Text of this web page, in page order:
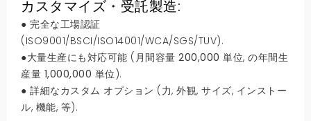
カスタマイズ・受託製造:
● 完全な工場認証
(ISO9001/BSCI/ISO14001/WCA/SGS/TUV).
●大量生産にも対応可能 (月間容量 200,000 単位, の年間生
産量 1,000,000 単位).
● 詳細なカスタム オプション (力, 外観, サイズ, インストー
ル, 機能, 等).